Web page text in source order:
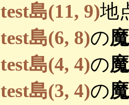
test島(11, 9)地
test島(6, 8)の
test島(4, 4)の
test島(3, 4)の